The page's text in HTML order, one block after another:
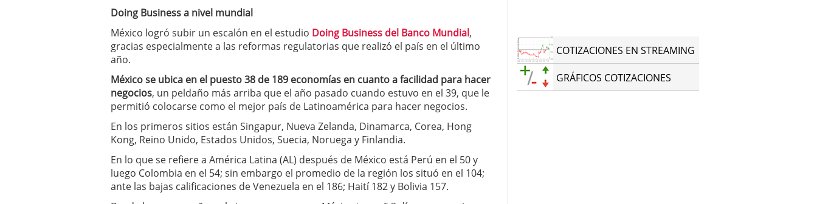
Doing Business a nivel mundial
México logró subir un escalón en el estudio Doing Business del Banco Mundial,
gracias especialmente a las reformas regulatorias que realizó el país en el último
año.
México se ubica en el puesto 38 de 189 economías en cuanto a facilidad para hacer
negocios, un peldaño más arriba que el año pasado cuando estuvo en el 39, que le
permitió colocarse como el mejor país de Latinoamérica para hacer negocios.
En los primeros sitios están Singapur, Nueva Zelanda, Dinamarca, Corea, Hong
Kong, Reino Unido, Estados Unidos, Suecia, Noruega y Finlandia.
En lo que se refiere a América Latina (AL) después de México está Perú en el 50 y
luego Colombia en el 54; sin embargo el promedio de la región los situó en el 104;
ante las bajas calificaciones de Venezuela en el 186; Haití 182 y Bolivia 157.
COTIZACIONES EN STREAMING
GRÁFICOS COTIZACIONES